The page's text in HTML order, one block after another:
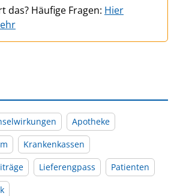
das? Häufige Fragen: Hier
Apotheke
Krankenkassen
Lieferengpass
Patienten